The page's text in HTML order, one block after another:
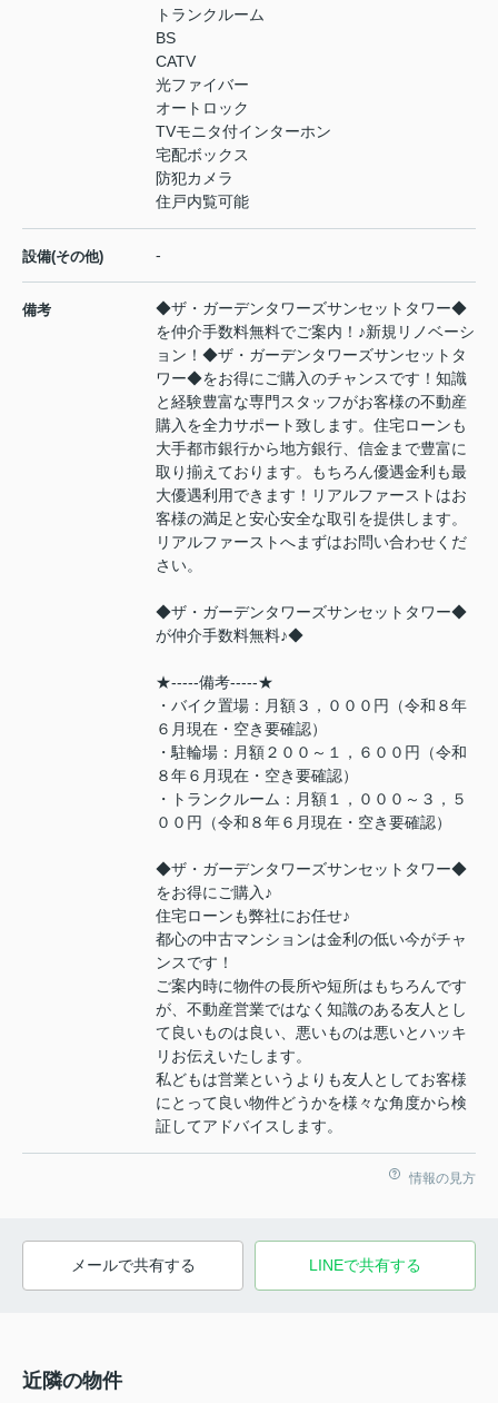
トランクルーム
BS
CATV
光ファイバー
オートロック
TVモニタ付インターホン
宅配ボックス
防犯カメラ
住戸内覧可能
設備(その他) -
備考
◆ザ・ガーデンタワーズサンセットタワー◆
を仲介手数料無料でご案内！♪新規リノベーシ
ョン！◆ザ・ガーデンタワーズサンセットタ
ワー◆をお得にご購入のチャンスです！知識
と経験豊富な専門スタッフがお客様の不動産
購入を全力サポート致します。住宅ローンも
大手都市銀行から地方銀行、信金まで豊富に
取り揃えております。もちろん優遇金利も最
大優遇利用できます！リアルファーストはお
客様の満足と安心安全な取引を提供します。
リアルファーストへまずはお問い合わせくだ
さい。
◆ザ・ガーデンタワーズサンセットタワー◆
が仲介手数料無料♪◆
★-----備考-----★
・バイク置場：月額３，０００円（令和８年
６月現在・空き要確認）
・駐輪場：月額２００～１，６００円（令和
８年６月現在・空き要確認）
・トランクルーム：月額１，０００～３，５
００円（令和８年６月現在・空き要確認）
◆ザ・ガーデンタワーズサンセットタワー◆
をお得にご購入♪
住宅ローンも弊社にお任せ♪
都心の中古マンションは金利の低い今がチャ
ンスです！
ご案内時に物件の長所や短所はもちろんです
が、不動産営業ではなく知識のある友人とし
て良いものは良い、悪いものは悪いとハッキ
リお伝えいたします。
私どもは営業というよりも友人としてお客様
にとって良い物件どうかを様々な角度から検
証してアドバイスします。
情報の見方
メールで共有する LINEで共有する
近隣の物件